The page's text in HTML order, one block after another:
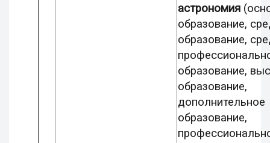
астрономия
образование,
образование,
образование,
образование,
дополнительное
образование,